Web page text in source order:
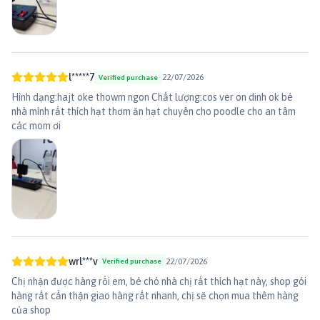
5 Tháng
6 Tháng
9 Tháng
1/2 Cốc (54 g) 7/8 Cốc (91 g)
👉 Xem thêm sản phẩm khác tạiPaddy.vn
#thucanchocho #thucanpoodle #hatroyalcanin #royalcanin
#royalcaninpoodle #poodle #poodlepuppy #hatchopoodle
l*****7 Verified purchase 22/07/2026
Hình dạng:hajt oke thowm ngon Chất lượng:cos ver on dinh ok bé
nhà mình rất thích hạt thơm ăn hạt chuyên cho poodle cho an tâm
các mom ơi
wrl***v Verified purchase 22/07/2026
Chị nhận được hàng rồi em, bé chó nhà chị rất thích hạt này, shop gói
hàng rất cẩn thận giao hàng rất nhanh, chị sẽ chọn mua thêm hàng
của shop